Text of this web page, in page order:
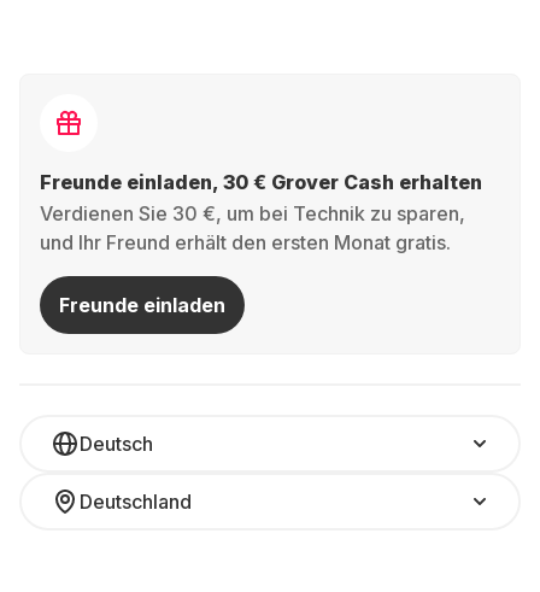
Freunde einladen, 30 € Grover Cash erhalten
Verdienen Sie 30 €, um bei Technik zu sparen,
und Ihr Freund erhält den ersten Monat gratis.
Freunde einladen
Deutsch
Deutschland